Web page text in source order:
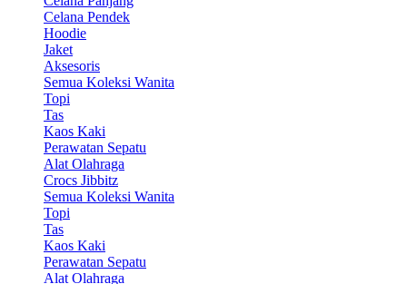
Celana Pendek
Hoodie
Jaket
Aksesoris
Semua Koleksi Wanita
Topi
Tas
Kaos Kaki
Perawatan Sepatu
Alat Olahraga
Crocs Jibbitz
Semua Koleksi Wanita
Topi
Tas
Kaos Kaki
Perawatan Sepatu
Alat Olahraga